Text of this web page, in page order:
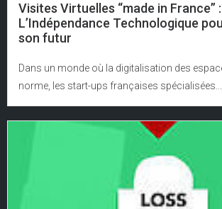
Visites Virtuelles “made in France” :
L’Indépendance Technologique
son futur
Dans un monde où la digitalisation des
norme, les start-ups françaises spécialisées...